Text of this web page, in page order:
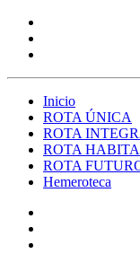
Inicio
ROTA ÚNICA
ROTA
ROTA
ROTA
Hemeroteca